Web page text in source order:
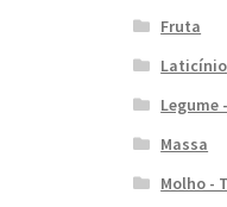
Fruta
Laticínio
Legume
Massa
Molho -